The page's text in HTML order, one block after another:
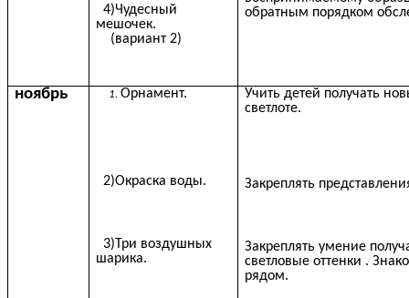
4)Чудесный
мешочек.
(вариант 2)
обратным порядком
ноябрь Орнамент.
2)Окраска воды.
3)Три воздушных
шарика.
Учить детей получать
светлоте.
Закреплять
Закреплять умение
светловые оттенки .
рядом.